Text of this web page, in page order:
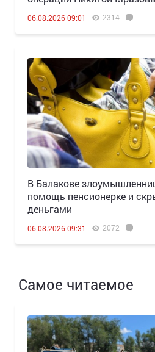
06.08.2026 09:01 2314
В Балакове
помощь пенсионерке и
деньгами
06.08.2026 09:31 2072
Самое читаемое